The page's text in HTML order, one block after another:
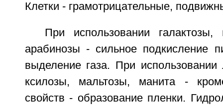
Клетки - грамотрицательные,
При использовании галактозы,
арабинозы - сильное подкисление
выделение газа. При использовании
ксилозы, мальтозы, манита -
свойств - образование пленки.